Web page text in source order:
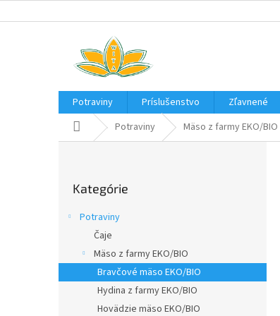
na
Potraviny Príslušenstvo Zľavnené
DomovPotraviny Mäso z farmy EKO/BIO
kategórie
Kategórie
Potraviny
Čaje
Mäso z farmy EKO/BIO
Bravčové mäso EKO/BIO
Hydina z farmy EKO/BIO
Hovädzie mäso EKO/BIO